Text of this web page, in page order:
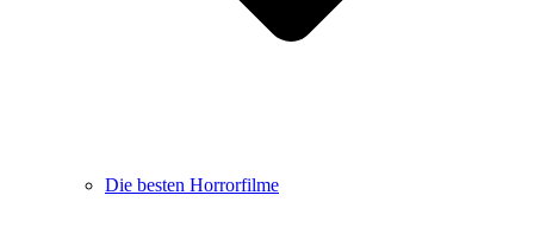
Die besten Horrorfilme